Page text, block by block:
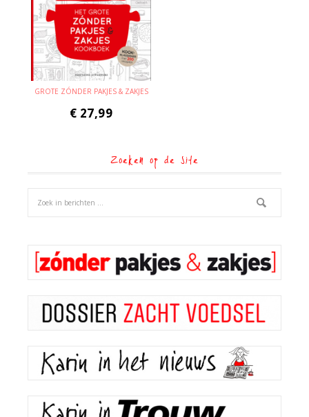
GROTE ZÓNDER PAKJES & ZAKJES
€ 27,99
Zoeken op de site